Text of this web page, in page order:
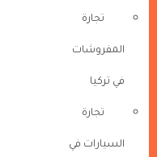
تجارة
المفروشات
في تركيا
تجارة
السيارات في